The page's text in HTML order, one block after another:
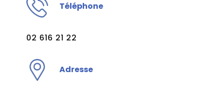
T​éléphone
02 616 21 22
Adresse